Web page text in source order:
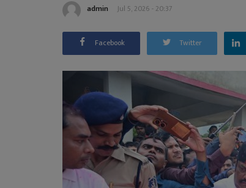
admin Jul 5, 2026 - 20:37
Facebook Twitter